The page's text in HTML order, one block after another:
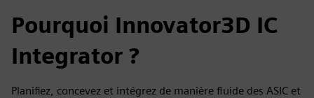
Pourquoi Innovator3D IC
Integrator ?
Planifiez, concevez et intégrez de manière fluide des ASIC et